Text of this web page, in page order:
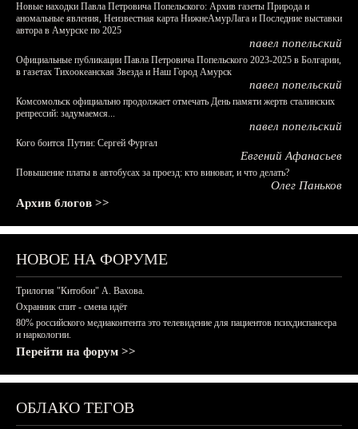
Новые находки Павла Петровича Попельского: Архив газеты Природа и
аномальные явления, Неизвестная карта НижнеАмурЛага и Последние выставки
автора в Амурске по 2025
павел попельский
Официальные публикации Павла Петровича Попельского 2023-2025 в Болгарии,
в газетах Тихоокеанская Звезда и Наш Город Амурск
павел попельский
Комсомольск официально продолжает отмечать День памяти жертв сталинских
репрессий: задумаемся...
павел попельский
Кого боится Путин: Сергей Фургал
Евгений Афанасьев
Повышение платы в автобусах за проезд: кто виноват, и что делать?
Олег Паньков
Архив блогов >>
НОВОЕ НА ФОРУМЕ
Трилогия "Китобои" А. Вахова.
Охранник спит - смена идёт
80% российского медиаконтента это телевидение для пациентов психдиспансера
и наркологии.
Перейти на форум >>
ОБЛАКО ТЕГОВ